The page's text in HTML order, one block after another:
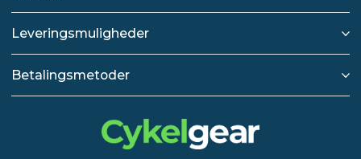
Leveringsmuligheder
Betalingsmetoder